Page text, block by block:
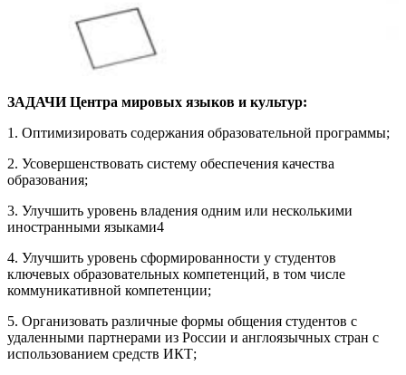
ЗАДАЧИ Центра мировых языков и культур:
1. Оптимизировать содержания образовательной программы;
2. Усовершенствовать систему обеспечения качества
образования;
3. Улучшить уровень владения одним или несколькими
иностранными языками4
4. Улучшить уровень сформированности у студентов
ключевых образовательных компетенций, в том числе
коммуникативной компетенции;
5. Организовать различные формы общения студентов с
удаленными партнерами из России и англоязычных стран с
использованием средств ИКТ;